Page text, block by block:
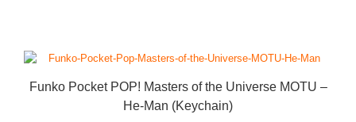
Funko Pocket POP! Masters of the Universe MOTU –
He-Man (Keychain)